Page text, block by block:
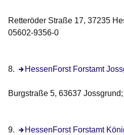
Retteröder Straße 17, 37235
05602-9356-0
8. HessenForst Forstamt
Öffnet sich in einem neuen
Burgstraße 5, 63637
9. HessenForst Forstamt
Öffnet sich in einem neuen